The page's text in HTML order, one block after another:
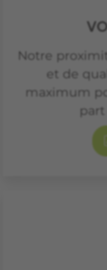
Notre
et de
maximum